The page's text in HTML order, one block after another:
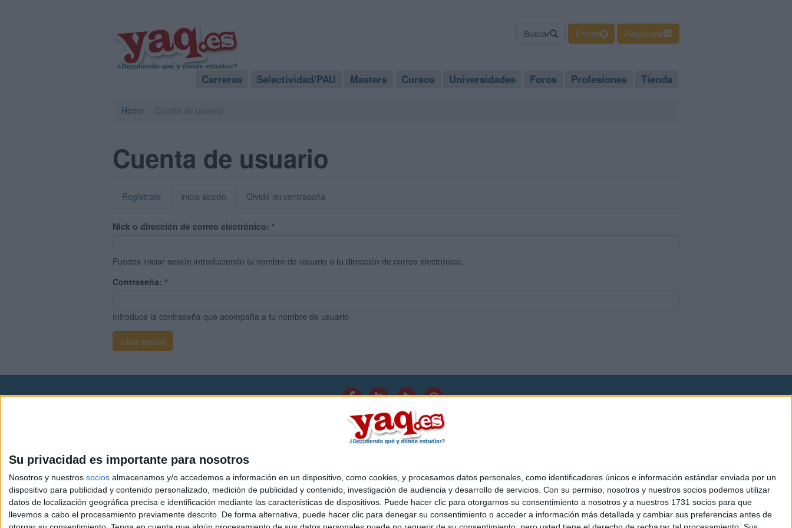
Su privacidad es importante para nosotros
Nosotros y nuestros socios almacenamos y/o accedemos a información en un dispositivo, como cookies, y procesamos datos personales, como identificadores únicos e información estándar enviada por un
dispositivo para publicidad y contenido personalizado, medición de publicidad y contenido, investigación de audiencia y desarrollo de servicios. Con su permiso, nosotros y nuestros socios podemos utilizar
datos de localización geográfica precisa e identificación mediante las características de dispositivos. Puede hacer clic para otorgarnos su consentimiento a nosotros y a nuestros 1731 socios para que
llevemos a cabo el procesamiento previamente descrito. De forma alternativa, puede hacer clic para denegar su consentimiento o acceder a información más detallada y cambiar sus preferencias antes de
Buscar Entrar Regístrate
Carreras Selectividad/PAU Masters Cursos Universidades Foros Profesiones Tienda
Home
Cuenta de usuario
Regístrate inicia sesión Olvidé mi contraseña
Nick o dirección de correo electrónico: *
Puedes iniciar sesión introduciendo tu nombre de usuario o tu dirección de correo electrónico.
Contraseña: *
Introduce la contraseña que acompaña a tu nombre de usuario
Quiénes somos| Contactar|Anúnciate
Politica de privacidad|Condiciones generales
- Diego de León 47 - 28006 Madrid [ESPAÑA] - Tel. +34 91 593 2767